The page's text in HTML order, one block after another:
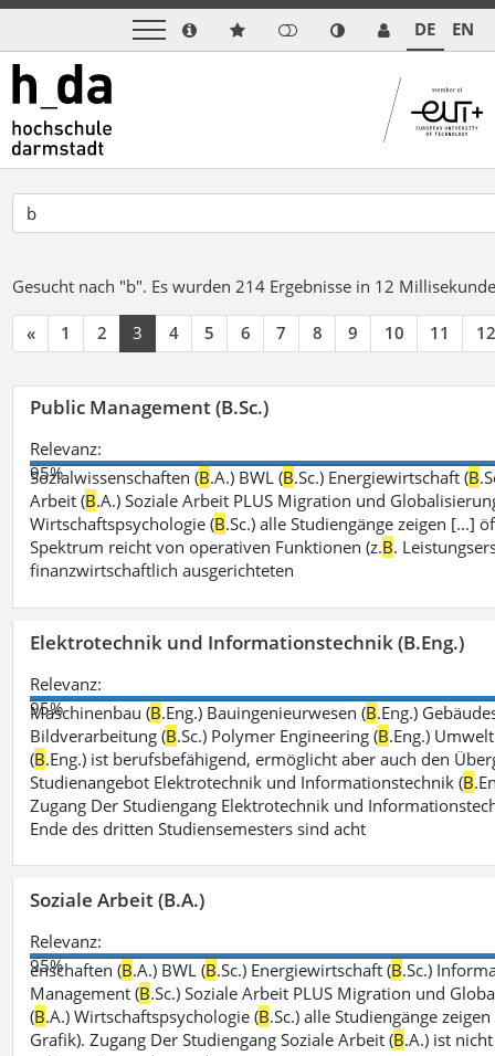
DE EN
Gesucht nach "b". Es wurden 214 Ergebnisse in 12
« 1 2 3 4 5 6 7 8 9 10 11 12
Public Management (B.Sc.)
Relevanz:
95%
Sozialwissenschaften (B.A.) BWL (B.Sc.) Energiewirtschaft (B
Arbeit (B.A.) Soziale Arbeit PLUS Migration und
Wirtschaftspsychologie (B.Sc.) alle Studiengänge zeigen [...]
Spektrum reicht von operativen Funktionen (z.B.
finanzwirtschaftlich ausgerichteten
Elektrotechnik und Informationstechnik (B.Eng.)
Relevanz:
95%
Maschinenbau (B.Eng.) Bauingenieurwesen (B.Eng.)
Bildverarbeitung (B.Sc.) Polymer Engineering (B.Eng.)
(B.Eng.) ist berufsbefähigend, ermöglicht aber auch den
Studienangebot Elektrotechnik und Informationstechnik (B
Zugang Der Studiengang Elektrotechnik und
Ende des dritten Studiensemesters sind acht
Soziale Arbeit (B.A.)
Relevanz:
95%
enschaften (B.A.) BWL (B.Sc.) Energiewirtschaft (B.Sc.)
Management (B.Sc.) Soziale Arbeit PLUS Migration und
(B.A.) Wirtschaftspsychologie (B.Sc.) alle Studiengänge
Grafik). Zugang Der Studiengang Soziale Arbeit (B.A.) ist